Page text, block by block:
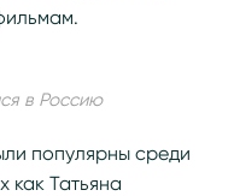
в Россию
популярны среди
как Татьяна